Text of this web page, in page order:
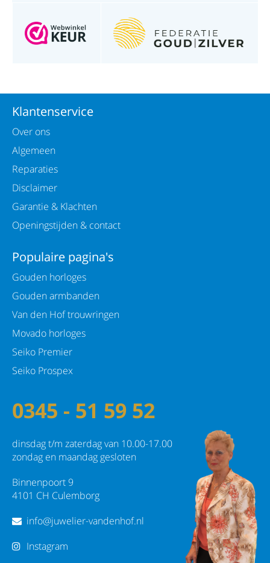
Klantenservice
Over ons
Algemeen
Reparaties
Disclaimer
Garantie & Klachten
Openingstijden & contact
Populaire pagina's
Gouden horloges
Gouden armbanden
Van den Hof trouwringen
Movado horloges
Seiko Premier
Seiko Prospex
0345 - 51 59 52
dinsdag t/m zaterdag van 10.00-17.00
zondag en maandag gesloten
Binnenpoort 9
4101 CH Culemborg
info@juwelier-vandenhof.nl
Instagram